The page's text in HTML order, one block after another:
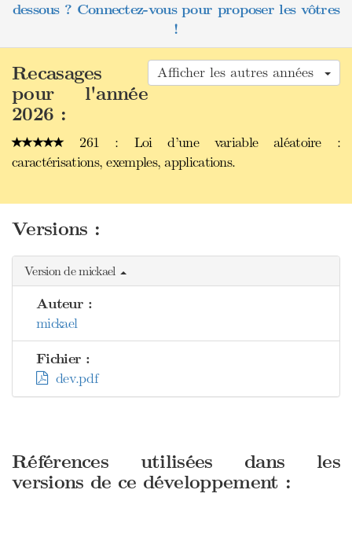
dessous ? Connectez-vous pour proposer les vôtres
!
Afficher les autres années
Recasages
pour l'année
2026 :
261 : Loi d’une variable aléatoire :
caractérisations, exemples, applications.
Versions :
Version de mickael
Auteur :
mickael
Fichier :
dev.pdf
Références utilisées dans les
versions de ce développement :